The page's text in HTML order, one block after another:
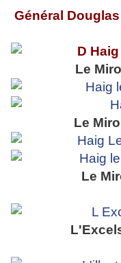
Général
Le
Le
Le